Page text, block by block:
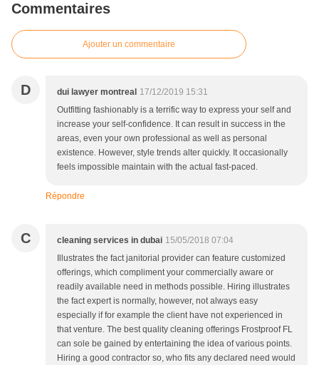
Commentaires
Ajouter un commentaire
D dui lawyer montreal 17/12/2019 15:31
Outfitting fashionably is a terrific way to express your self and
increase your self-confidence. It can result in success in the
areas, even your own professional as well as personal
existence. However, style trends alter quickly. It occasionally
feels impossible maintain with the actual fast-paced.
Répondre
C cleaning services in dubai 15/05/2018 07:04
Illustrates the fact janitorial provider can feature customized
offerings, which compliment your commercially aware or
readily available need in methods possible. Hiring illustrates
the fact expert is normally, however, not always easy
especially if for example the client have not experienced in
that venture. The best quality cleaning offerings Frostproof FL
can sole be gained by entertaining the idea of various points.
Hiring a good contractor so, who fits any declared need would